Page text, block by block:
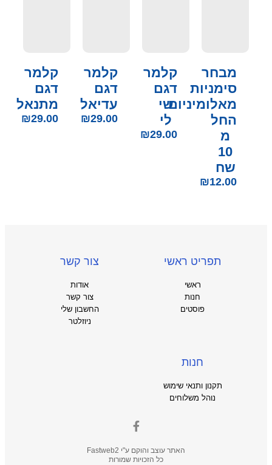
מבחר
סימניות
מאלומיניום
החל
מ
10
שח
₪12.00
קלמר
דגם
שי
לי
₪29.00
קלמר
דגם
עדיאל
₪29.00
קלמר
דגם
מתנאל
₪29.00
תפריט ראשי
ראשי
חנות
פוסטים
צור קשר
אודות
צור קשר
החשבון שלי
ניוזלטר
חנות
תקנון ותנאי שימוש
נוהל משלוחים
האתר עוצב והוקם ע"י Fastweb2
כל הזכויות שמורות